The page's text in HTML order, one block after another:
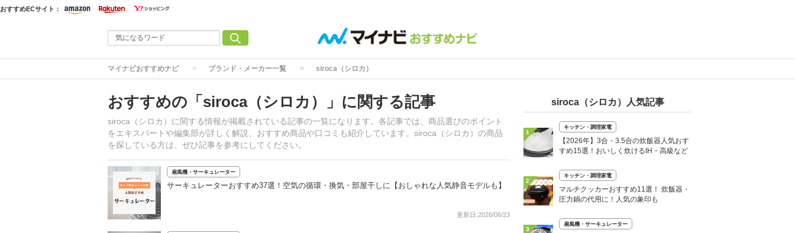
おすすめECサイト：
マイナビおすすめナビ ブランド・メーカー一覧 siroca（シロカ）
おすすめの「siroca（シロカ）」に関する記事
siroca（シロカ）に関する情報が掲載されている記事の一覧になります。各記事では、商品選びのポイント
をエキスパートや編集部が詳しく解説、おすすめ商品や口コミも紹介しています。siroca（シロカ）の商品
を探している方は、ぜひ記事を参考にしてください。
扇風機・サーキュレーター
サーキュレーターおすすめ37選！空気の循環・換気・部屋干しに【おしゃれな人気静音モデルも】
更新日:2026/06/23
siroca（シロカ）人気記事
1
キッチン・調理家電
【2026年】3合・3.5合の炊飯器人気おす
すめ15選！おいしく炊けるIH・高級など
2
キッチン・調理家電
マルチクッカーおすすめ11選！ 炊飯器・
圧力鍋の代用に！人気の象印も
3
扇風機・サーキュレーター